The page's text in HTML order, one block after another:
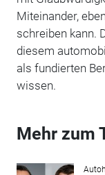
Miteinander,
schreiben kann.
diesem
als fundierten
wissen.
Mehr zum